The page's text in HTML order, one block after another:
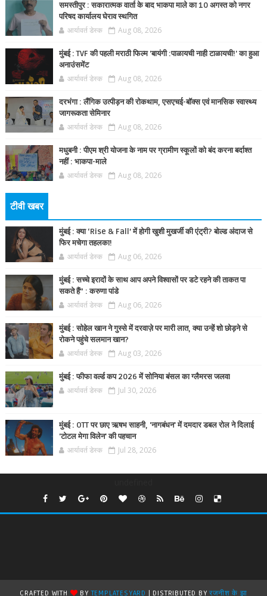
समस्तीपुर : सकारात्मक वार्ता के बाद भाकपा माले का 10 अगस्त को नगर
परिषद कार्यालय घेराव स्थगित
आर्यावर्त डेस्क Aug 08, 2026
मुंबई : TVF की पहली मराठी फिल्म 'बायंगी :पाळायची नाही टाळायची!' का हुआ
अनाउंसमेंट
आर्यावर्त डेस्क Aug 08, 2026
दरभंगा : लैंगिक उत्पीड़न की रोकथाम, एसएचई-बॉक्स एवं मानसिक स्वास्थ्य
जागरूकता सेमिनार
आर्यावर्त डेस्क Aug 08, 2026
मधुबनी : पीएम श्री योजना के नाम पर ग्रामीण स्कूलों को बंद करना बर्दाश्त
नहीं : भाकपा-माले
आर्यावर्त डेस्क Aug 08, 2026
टीवी खबर
मुंबई : क्या ‘Rise & Fall’ में होगी खुशी मुखर्जी की एंट्री? बोल्ड अंदाज से
फिर मचेगा तहलका!
आर्यावर्त डेस्क Aug 06, 2026
मुंबई : सच्चे इरादों के साथ आप अपने विश्वासों पर डटे रहने की ताकत पा
सकते हैं” : करुणा पांडे
आर्यावर्त डेस्क Aug 06, 2026
मुंबई : सोहेल खान ने गुस्से में दरवाज़े पर मारी लात, क्या उन्हें शो छोड़ने से
रोकने पहुंचे सलमान खान?
आर्यावर्त डेस्क Aug 03, 2026
मुंबई : फीफा वर्ल्ड कप 2026 में सोनिया बंसल का ग्लैमरस जलवा
आर्यावर्त डेस्क Jul 30, 2026
मुंबई : OTT पर छाए ऋषभ साहनी, 'नागबंधन' में दमदार डबल रोल ने दिलाई
'टोटल मेगा विलेन' की पहचान
आर्यावर्त डेस्क Jul 28, 2026
CRAFTED WITH BYTEMPLATESYARD | DISTRIBUTED BYरजनीश के झा